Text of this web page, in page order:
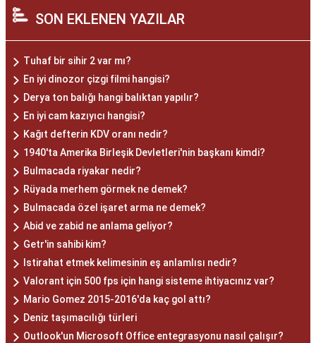
SON EKLENEN YAZILAR
Tuhaf bir sihir 2 var mı?
En iyi dinozor çizgi filmi hangisi?
Derya ton balığı hangi balıktan yapılır?
En iyi cam kazıyıcı hangisi?
Kağıt defterin KDV oranı nedir?
1940'ta Amerika Birleşik Devletleri'nin başkanı kimdi?
Bulmacada riyakar nedir?
Rüyada merhem görmek ne demek?
Bulmacada özel işaret arma ne demek?
Abid ve zabid ne anlama geliyor?
Getr'in sahibi kim?
Istirahat etmek kelimesinin eş anlamlısı nedir?
Valorant için 500 fps için hangi sisteme ihtiyacınız var?
Mario Gomez 2015-2016'da kaç gol attı?
Deniz taşımacılığı türleri
Outlook'un Microsoft Office entegrasyonu nasıl çalışır?